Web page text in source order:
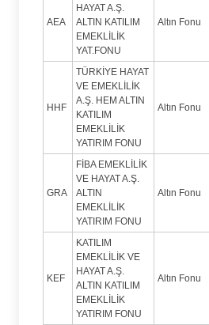
AEA
HAYAT A.Ş.
ALTIN KATILIM
EMEKLİLİK
YAT.FONU
Altın Fonu
HHF
TÜRKİYE HAYAT
VE EMEKLİLİK
A.Ş. HEM ALTIN
KATILIM
EMEKLİLİK
YATIRIM FONU
Altın Fonu
GRA
FİBA EMEKLİLİK
VE HAYAT A.Ş.
ALTIN
EMEKLİLİK
YATIRIM FONU
Altın Fonu
KEF
KATILIM
EMEKLİLİK VE
HAYAT A.Ş.
ALTIN KATILIM
EMEKLİLİK
YATIRIM FONU
Altın Fonu